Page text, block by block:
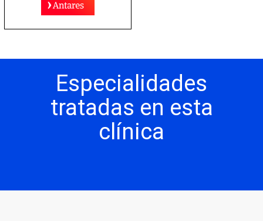
Especialidades
tratadas en esta
clínica